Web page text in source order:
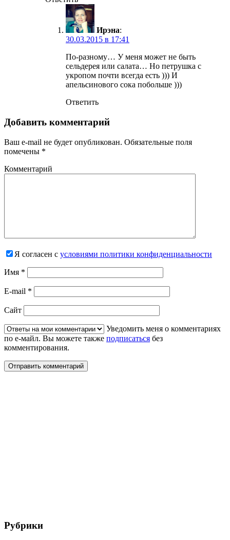
Ирэна:
30.03.2015 в 17:41
По-разному… У меня может не быть
сельдерея или салата… Но петрушка с
укропом почти всегда есть ))) И
апельсинового сока побольше )))
Ответить
Добавить комментарий
Ваш e-mail не будет опубликован. Обязательные поля
помечены *
Комментарий
Я согласен с условиями политики конфиденциальности
Имя *
E-mail *
Сайт
Уведомить меня о комментариях
по е-майл. Вы можете также подписаться без
комментирования.
Рубрики